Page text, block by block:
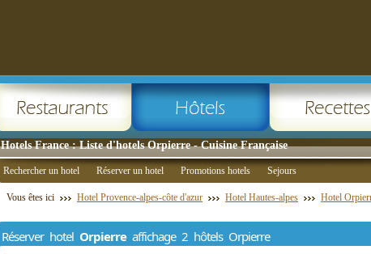
Hotels France : Liste d'hotels Orpierre - Cuisine Française
Rechercher un hotel Réserver un hotel Promotions hotels Sejours
Vous êtes ici Hotel Provence-alpes-côte d'azur Hotel Hautes-alpes Hotel
Réserver hotel Orpierreaffichage 2 hôtels Orpierre